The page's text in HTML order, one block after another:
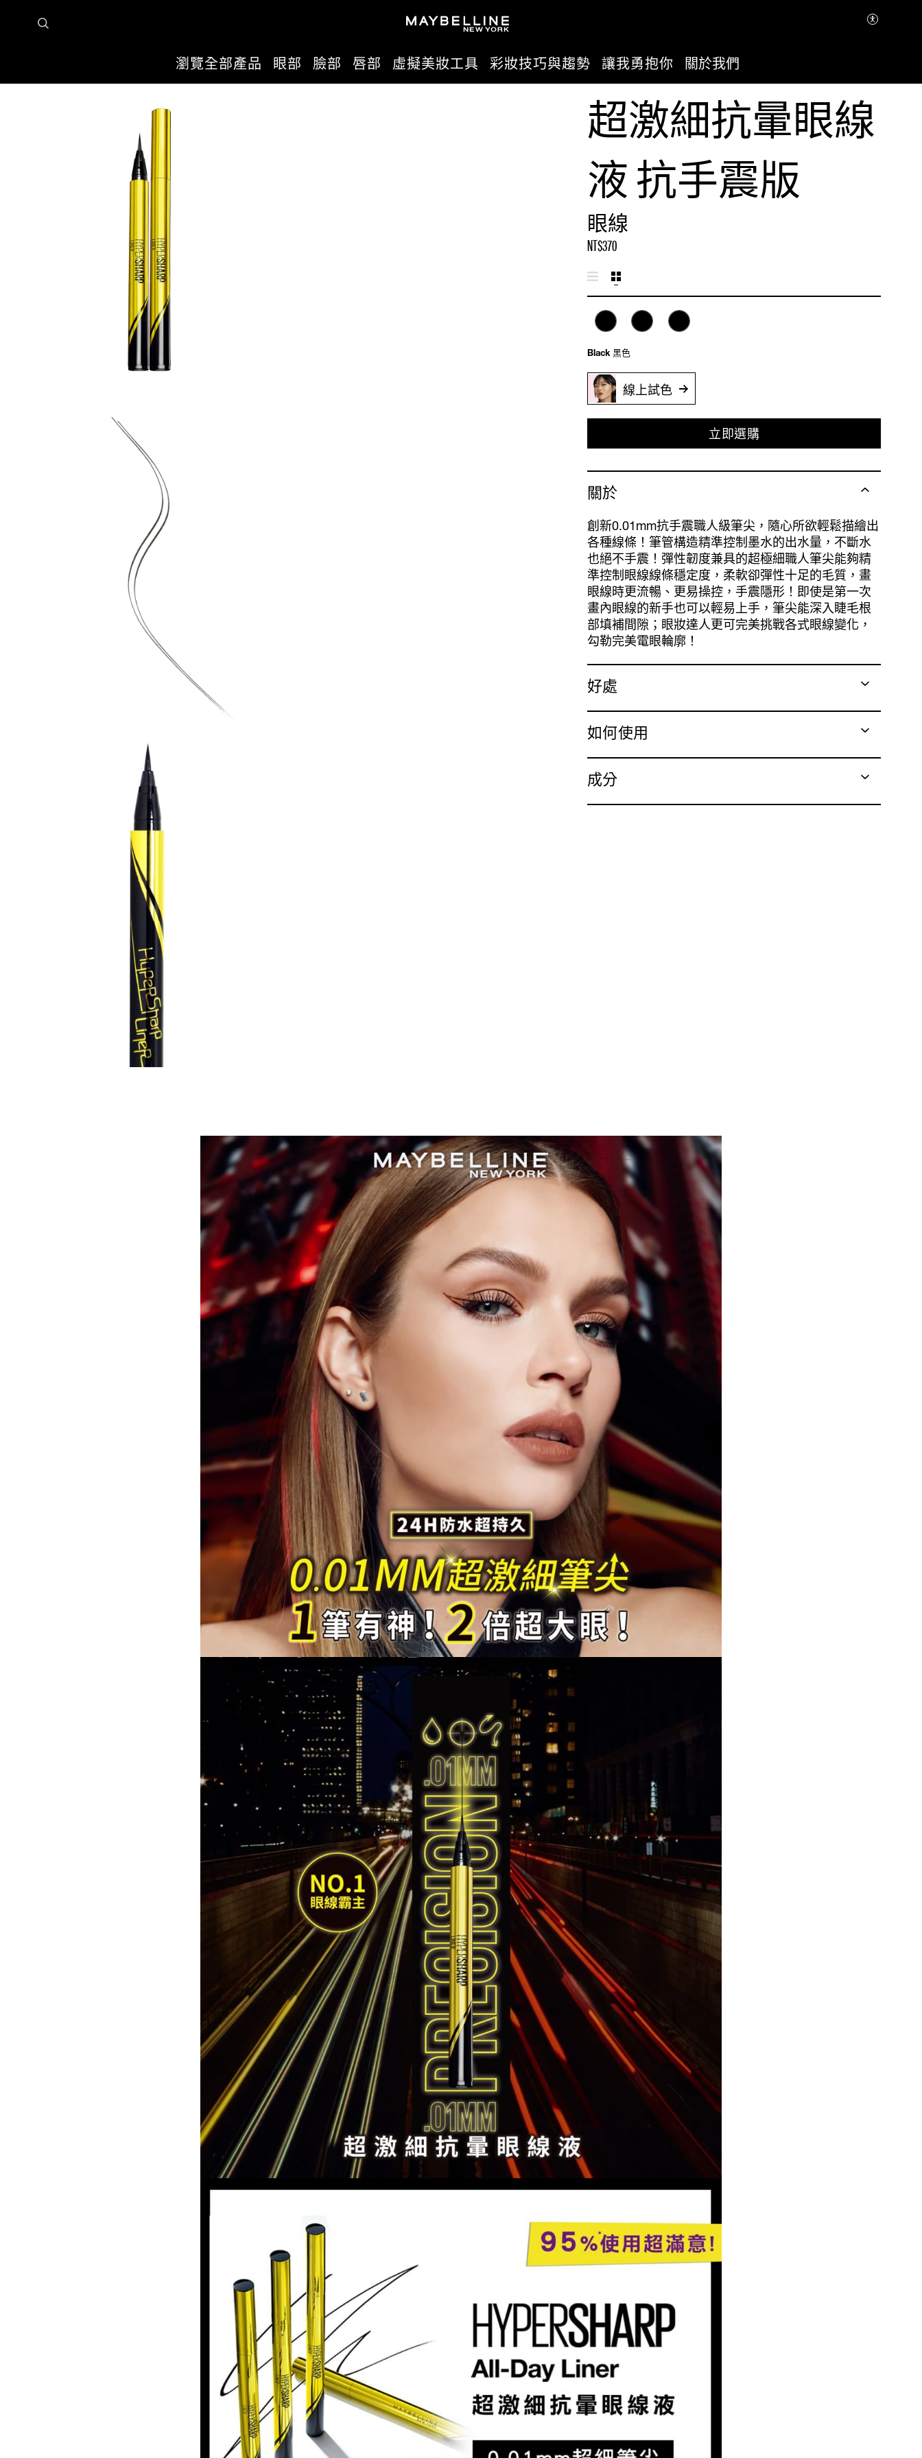
瀏覽全部產品 眼部 臉部 唇部 虛擬美妝工具 彩妝技巧與趨勢 讓我勇抱你 關於我們
超激細抗暈眼線液 抗手震版
超激細抗暈眼線
液 抗手震版
眼線
NT$370
Black 黑色
線上試色
立即選購
關於
創新0.01mm抗手震職人級筆尖，隨心所欲輕鬆描繪出
各種線條！筆管構造精準控制墨水的出水量，不斷水
也絕不手震！彈性韌度兼具的超極細職人筆尖能夠精
準控制眼線線條穩定度，柔軟卻彈性十足的毛質，畫
眼線時更流暢、更易操控，手震隱形！即使是第一次
畫內眼線的新手也可以輕易上手，筆尖能深入睫毛根
部填補間隙；眼妝達人更可完美挑戰各式眼線變化，
勾勒完美電眼輪廓！
好處
如何使用
成分